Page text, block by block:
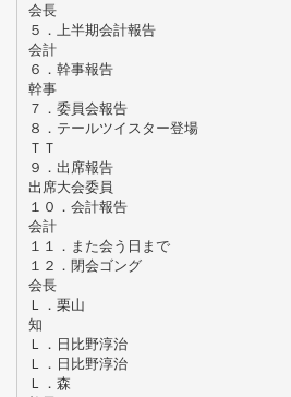
会長
５．上半期会計報告
会計
６．幹事報告
幹事
７．委員会報告
８．テールツイスター登場
ＴＴ
９．出席報告
出席大会委員
１０．会計報告
会計
１１．また会う日まで
１２．閉会ゴング
会長
Ｌ．栗山
知
Ｌ．日比野淳治
Ｌ．日比野淳治
Ｌ．森